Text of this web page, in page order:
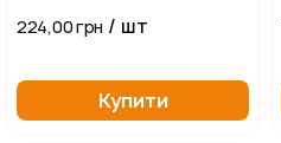
224,00 грн / шт
Купити